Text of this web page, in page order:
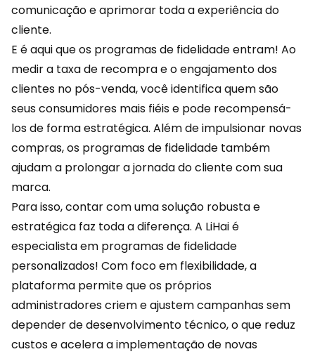
comunicação e aprimorar toda a experiência do
cliente.
E é aqui que os programas de fidelidade entram! Ao
medir a taxa de recompra e o engajamento dos
clientes no pós-venda, você identifica quem são
seus consumidores mais fiéis e pode recompensá-
los de forma estratégica. Além de impulsionar novas
compras, os programas de fidelidade também
ajudam a prolongar a jornada do cliente com sua
marca.
Para isso, contar com uma solução robusta e
estratégica faz toda a diferença. A LiHaié
especialista em programas de fidelidade
personalizados! Com foco em flexibilidade, a
plataforma permite que os próprios
administradores criem e ajustem campanhas sem
depender de desenvolvimento técnico, o que reduz
custos e acelera a implementação de novas